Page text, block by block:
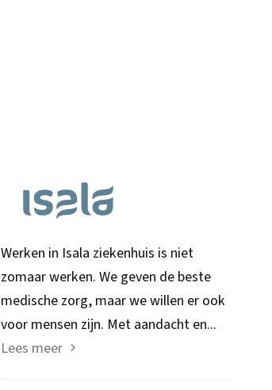
Werken in Isala ziekenhuis is niet
zomaar werken. We geven de beste
medische zorg, maar we willen er ook
voor mensen zijn. Met aandacht en...
Lees meer